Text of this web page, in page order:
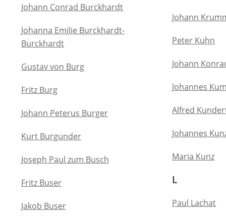
Johann Conrad Burckhardt
Johanna Emilie Burckhardt-
Burckhardt
Gustav von Burg
Fritz Burg
Johann Peterus Burger
Kurt Burgunder
Joseph Paul zum Busch
Fritz Buser
Jakob Buser
Johann
Peter Kuhn
Johann
Johannes
Alfred
Johannes
Maria Kunz
L
Paul Lachat